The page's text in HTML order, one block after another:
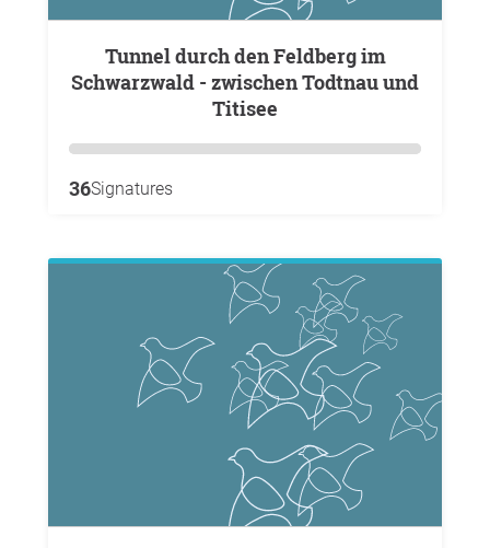
Tunnel durch den Feldberg im
Schwarzwald - zwischen Todtnau und
Titisee
36Signatures